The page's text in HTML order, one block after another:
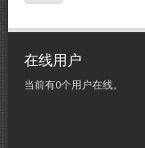
在线用户
当前有0个用户在线。